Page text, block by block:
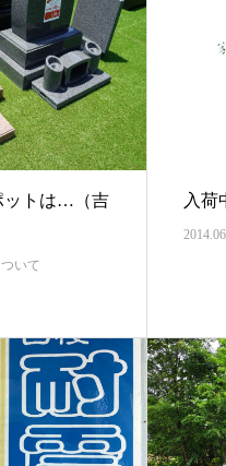
ットは…（吉
いて
入荷